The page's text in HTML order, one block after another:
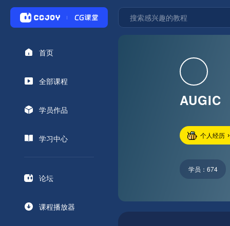
首页
全部课程
学员作品
学习中心
论坛
课程播放器
AUGIC
个人经历
学员： 674